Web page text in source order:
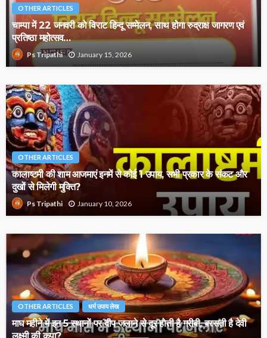
OTHER ARTICLES
चाम्पा में 22 जनवरी को विराट हिन्दू सम्मेलन, साथ होगा रुद्राक्ष जागरण एवं
प्रतिष्ठा महोत्सव…
Ps Tripathi January 15, 2026
OTHER ARTICLES
कालाष्टमी की शाम आजमाएं इनमें से कोई 1 उपाय, सभी प्रकार के संकट और
दुखों से मिलेगी मुक्ति?
Ps Tripathi January 10, 2026
OTHER ARTICLES धर्म उपाय लेख
माघ महीने में इन 5 स्थानों पर दीप जलाने से दूर होती है गरीबी, बरसती है देवी
लक्ष्मी की कृपा?